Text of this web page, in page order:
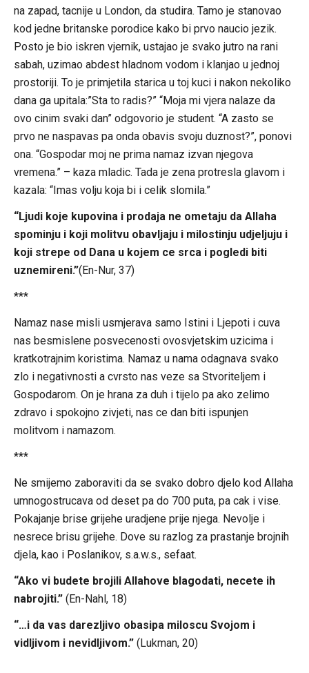
na zapad, tacnije u London, da studira. Tamo je stanovao
kod jedne britanske porodice kako bi prvo naucio jezik.
Posto je bio iskren vjernik, ustajao je svako jutro na rani
sabah, uzimao abdest hladnom vodom i klanjao u jednoj
prostoriji. To je primjetila starica u toj kuci i nakon nekoliko
dana ga upitala:”Sta to radis?” “Moja mi vjera nalaze da
ovo cinim svaki dan” odgovorio je student. “A zasto se
prvo ne naspavas pa onda obavis svoju duznost?”, ponovi
ona. “Gospodar moj ne prima namaz izvan njegova
vremena.” – kaza mladic. Tada je zena protresla glavom i
kazala: “Imas volju koja bi i celik slomila.”
“Ljudi koje kupovina i prodaja ne ometaju da Allaha
spominju i koji molitvu obavljaju i milostinju udjeljuju i
koji strepe od Dana u kojem ce srca i pogledi biti
uznemireni.”(En-Nur, 37)
***
Namaz nase misli usmjerava samo Istini i Ljepoti i cuva
nas besmislene posvecenosti ovosvjetskim uzicima i
kratkotrajnim koristima. Namaz u nama odagnava svako
zlo i negativnosti a cvrsto nas veze sa Stvoriteljem i
Gospodarom. On je hrana za duh i tijelo pa ako zelimo
zdravo i spokojno zivjeti, nas ce dan biti ispunjen
molitvom i namazom.
***
Ne smijemo zaboraviti da se svako dobro djelo kod Allaha
umnogostrucava od deset pa do 700 puta, pa cak i vise.
Pokajanje brise grijehe uradjene prije njega. Nevolje i
nesrece brisu grijehe. Dove su razlog za prastanje brojnih
djela, kao i Poslanikov, s.a.w.s., sefaat.
“Ako vi budete brojili Allahove blagodati, necete ih
nabrojiti.”(En-Nahl, 18)
“…i da vas darezljivo obasipa miloscu Svojom i
vidljivom i nevidljivom.”(Lukman, 20)